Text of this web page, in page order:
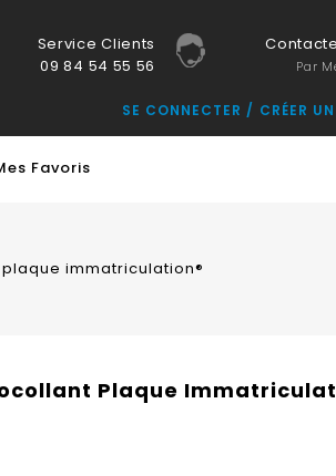
Service Clients
09 84 54 55 56
Par
SE CONNECTER CRÉER
Favoris
immatriculation®
Plaque